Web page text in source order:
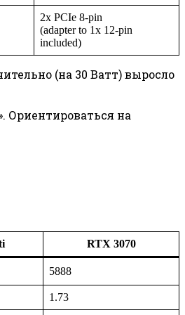
2x PCIe 8-pin
(adapter to 1x 12-pin
included)
(на 30 Ватт) выросло
Ориентироваться на
RTX 3070
5888
1.73